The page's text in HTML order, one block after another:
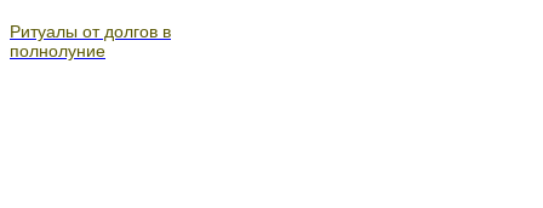
Ритуалы от долгов в
полнолуние